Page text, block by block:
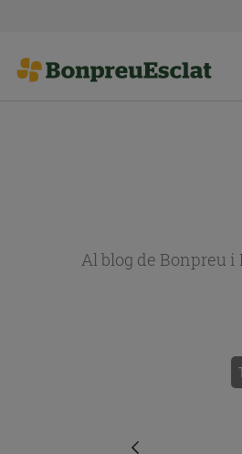
Al blog de Bonpreu